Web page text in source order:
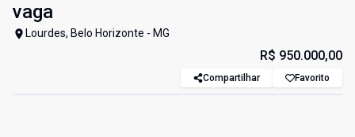
vaga
Lourdes, Belo Horizonte - MG
R$ 950.000,00
Compartilhar Favorito